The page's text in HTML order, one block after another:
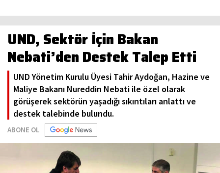
UND, Sektör İçin Bakan
Nebati’den Destek Talep Etti
UND Yönetim Kurulu Üyesi Tahir Aydoğan, Hazine ve
Maliye Bakanı Nureddin Nebati ile özel olarak
görüşerek sektörün yaşadığı sıkıntıları anlattı ve
destek talebinde bulundu.
ABONE OL